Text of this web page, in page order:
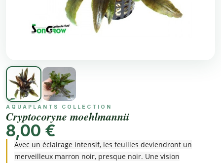
AQUAPLANTS COLLECTION
Cryptocoryne moehlmannii
8,00 €
Avec un éclairage intensif, les feuilles deviendront un
merveilleux marron noir, presque noir. Une vision